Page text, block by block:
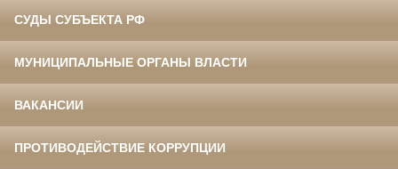
СУДЫ СУБЪЕКТА РФ
МУНИЦИПАЛЬНЫЕ ОРГАНЫ ВЛАСТИ
ВАКАНСИИ
ПРОТИВОДЕЙСТВИЕ КОРРУПЦИИ